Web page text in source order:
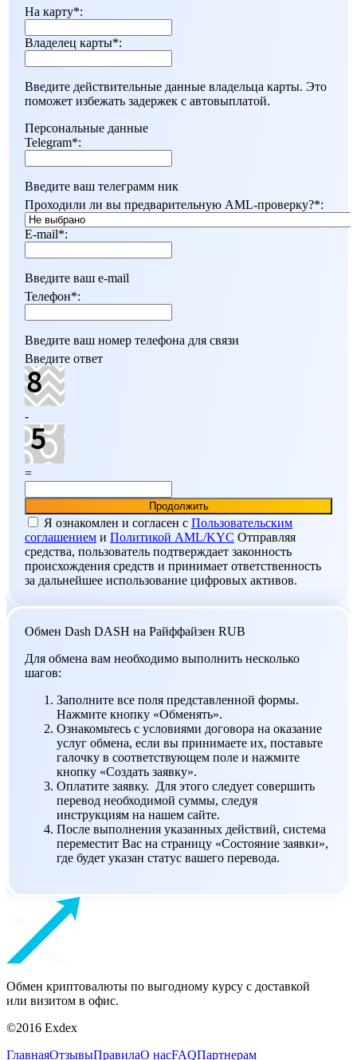
На карту*:
Владелец карты*:
Введите действительные данные владельца карты. Это
поможет избежать задержек с автовыплатой.
Персональные данные
Telegram*:
Введите ваш телеграмм ник
Проходили ли вы предварительную AML-проверку?*:
E-mail*:
Введите ваш e-mail
Телефон*:
Введите ваш номер телефона для связи
Введите ответ
-
=
Я ознакомлен и согласен c Пользовательским
соглашением и Политикой AML/KYC Отправляя
средства, пользователь подтверждает законность
происхождения средств и принимает ответственность
за дальнейшее использование цифровых активов.
Обмен Dash DASH на Райффайзен RUB
Для обмена вам необходимо выполнить несколько
шагов:
Заполните все поля представленной формы.
Нажмите кнопку «Обменять».
Ознакомьтесь с условиями договора на оказание
услуг обмена, если вы принимаете их, поставьте
галочку в соответствующем поле и нажмите
кнопку «Создать заявку».
Оплатите заявку. Для этого следует совершить
перевод необходимой суммы, следуя
инструкциям на нашем сайте.
После выполнения указанных действий, система
переместит Вас на страницу «Состояние заявки»,
где будет указан статус вашего перевода.
Обмен криптовалюты по выгодному курсу с доставкой
или визитом в офис.
©2016 Exdex
ГлавнаяОтзывыПравилаО насFAQПартнерам